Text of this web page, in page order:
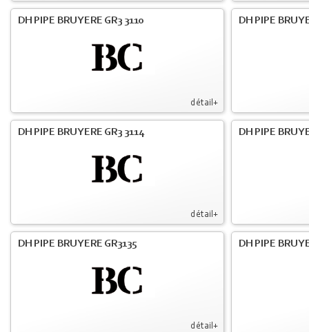
détail+
DH PIPE BRUYERE GR3 3110 DH PIPE
détail+
DH PIPE BRUYERE GR3 3114 DH PIPE
détail+
DH PIPE BRUYERE GR3135 DH PIPE